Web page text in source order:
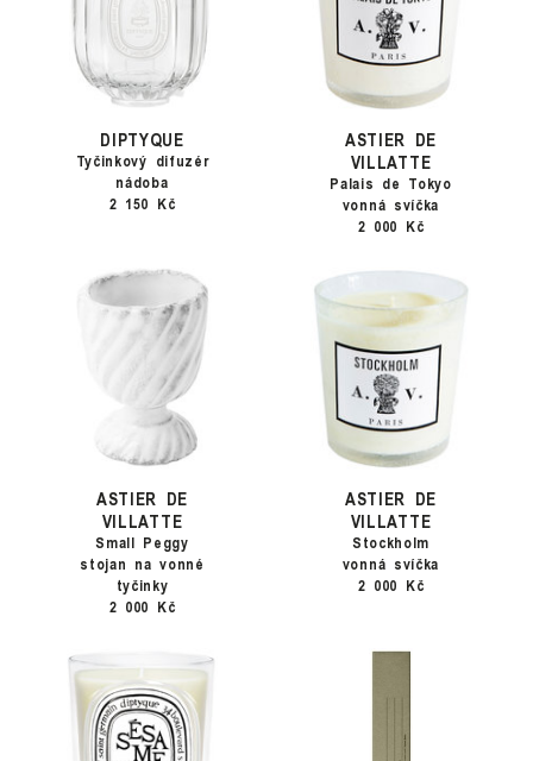
DIPTYQUE
Tyčinkový difuzér
nádoba
2 150 Kč
ASTIER DE
VILLATTE
Palais de Tokyo
vonná svíčka
2 000 Kč
ASTIER DE
VILLATTE
Small Peggy
stojan na vonné
tyčinky
2 000 Kč
ASTIER DE
VILLATTE
Stockholm
vonná svíčka
2 000 Kč